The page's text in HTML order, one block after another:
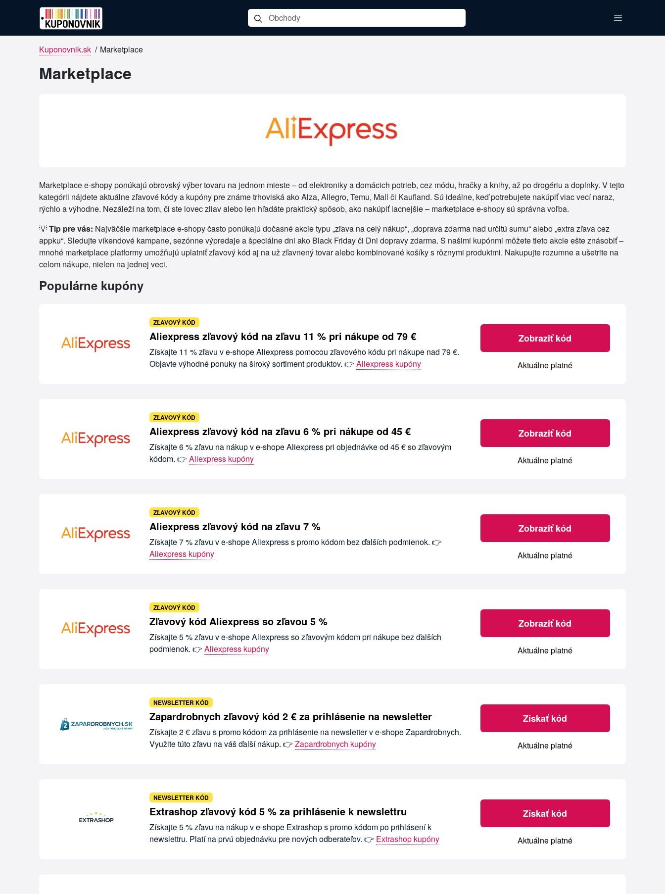
Kuponovnik.sk / Marketplace
Marketplace
Marketplace e-shopy ponúkajú obrovský výber tovaru na jednom mieste – od elektroniky a domácich potrieb, cez módu, hračky a knihy, až po drogériu a doplnky. V tejto
kategórii nájdete aktuálne zľavové kódy a kupóny pre známe trhoviská ako Alza, Allegro, Temu, Mall či Kaufland. Sú ideálne, keď potrebujete nakúpiť viac vecí naraz,
rýchlo a výhodne. Nezáleží na tom, či ste lovec zliav alebo len hľadáte praktický spôsob, ako nakúpiť lacnejšie – marketplace e-shopy sú správna voľba.
💡Tip pre vás: Najväčšie marketplace e-shopy často ponúkajú dočasné akcie typu „zľava na celý nákup“, „doprava zdarma nad určitú sumu“ alebo „extra zľava cez
appku“. Sledujte víkendové kampane, sezónne výpredaje a špeciálne dni ako Black Friday či Dni dopravy zdarma. S našimi kupónmi môžete tieto akcie ešte znásobiť –
mnohé marketplace platformy umožňujú uplatniť zľavový kód aj na už zľavnený tovar alebo kombinované košíky s rôznymi produktmi. Nakupujte rozumne a ušetrite na
celom nákupe, nielen na jednej veci.
Populárne kupóny
ZĽAVOVÝ KÓD
Aliexpress zľavový kód na zľavu 11 % pri nákupe od 79 €
Získajte 11 % zľavu v e-shope Aliexpress pomocou zľavového kódu pri nákupe nad 79 €.
Objavte výhodné ponuky na široký sortiment produktov. 👉 Aliexpress kupóny
Zobraziť kód
Aktuálne platné
ZĽAVOVÝ KÓD
Aliexpress zľavový kód na zľavu 6 % pri nákupe od 45 €
Získajte 6 % zľavu na nákup v e-shope Aliexpress pri objednávke od 45 € so zľavovým
kódom. 👉 Aliexpress kupóny
Zobraziť kód
Aktuálne platné
ZĽAVOVÝ KÓD
Aliexpress zľavový kód na zľavu 7 %
Získajte 7 % zľavu v e-shope Aliexpress s promo kódom bez ďalších podmienok. 👉
Aliexpress kupóny
Zobraziť kód
Aktuálne platné
ZĽAVOVÝ KÓD
Zľavový kód Aliexpress so zľavou 5 %
Získajte 5 % zľavu v e-shope Aliexpress so zľavovým kódom pri nákupe bez ďalších
podmienok. 👉 Aliexpress kupóny
Zobraziť kód
Aktuálne platné
NEWSLETTER KÓD
Zapardrobnych zľavový kód 2 € za prihlásenie na newsletter
Získajte 2 € zľavu s promo kódom za prihlásenie na newsletter v e-shope Zapardrobnych.
Využite túto zľavu na váš ďalší nákup. 👉 Zapardrobnych kupóny
Získať kód
Aktuálne platné
NEWSLETTER KÓD
Extrashop zľavový kód 5 % za prihlásenie k newslettru
Získajte 5 % zľavu na nákup v e-shope Extrashop s promo kódom po prihlásení k
newslettru. Platí na prvú objednávku pre nových odberateľov. 👉 Extrashop kupóny
Získať kód
Aktuálne platné